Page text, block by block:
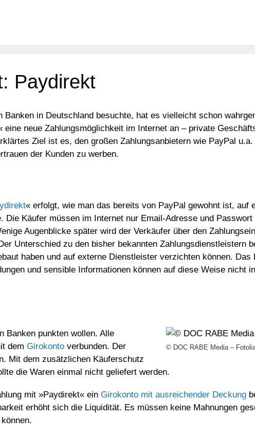
Paydirekt
in Deutschland besuchte, hat es vielleicht schon
neue Zahlungsmöglichkeit im Internet an – private
Ziel ist es, den großen Zahlungsanbietern wie PayPal
der Kunden zu werben.
« erfolgt, wie man das bereits von PayPal gewohnt ist, auf
Die Käufer müssen im Internet nur Email-Adresse und Passwort
Augenblicke später wird der Verkäufer über den
Unterschied zu den bisher bekannten Zahlungsdienstleistern
haben und auf externe Dienstleister verzichten können. Das
und sensible Informationen können auf diese Weise nicht
© DOC RABE Media –
Banken punkten wollen. Alle
dem Girokonto verbunden. Der
Mit dem zusätzlichen Käuferschutz
die Waren einmal nicht geliefert werden.
mit »Paydirekt« ein Girokonto mit ausreichender Deckung
erhöht sich die Liquidität. Es müssen keine Mahnungen